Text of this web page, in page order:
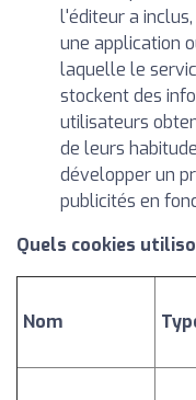
l'éditeur a
une application
laquelle le
stockent des
utilisateurs
de leurs
développer un
publicités en
Quels cookies
Nom